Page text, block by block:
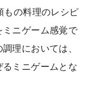
もの料理のレシピ
ニゲーム感覚で
理においては、
ミニゲームとな